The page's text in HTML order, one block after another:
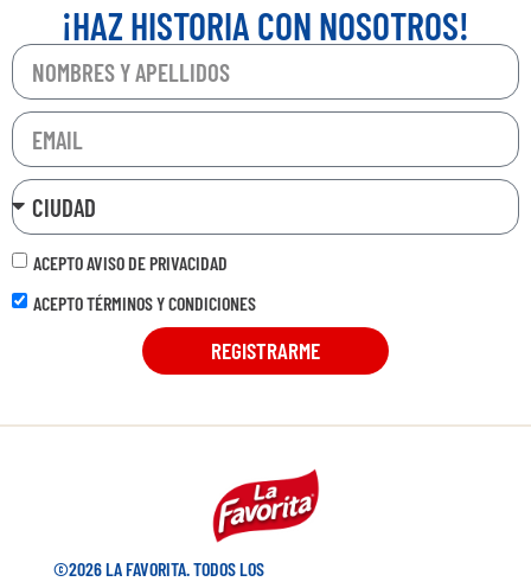
¡HAZ HISTORIA CON NOSOTROS!
ACEPTO AVISO DE PRIVACIDAD
ACEPTO TÉRMINOS Y CONDICIONES
REGISTRARME
©2026 LA FAVORITA. TODOS LOS